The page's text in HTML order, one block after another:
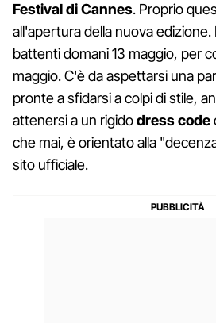
Festival di Cannes. Proprio
all'apertura della nuova edizione.
battenti domani 13 maggio, per
maggio. C'è da aspettarsi una
pronte a sfidarsi a colpi di stile,
attenersi a un rigidodress code
che mai, è orientato alla
sito ufficiale.